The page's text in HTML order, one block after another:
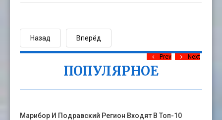
Назад Вперёд
ПОПУЛЯРНОЕ
Prev Next
Марибор И Подравский Регион Входят В Топ-10